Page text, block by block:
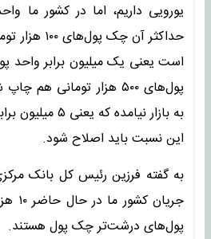
یورویی داریم، اما در کشور ما
حداکثر آن
است یعنی یک میلیون برابر
پول‌های ۵۰۰ هزار تومانی
به بازار نیامده
این نسبت باید اصلاح شود.
به گفته فرزین رئیس کل بانک
پول‌های درشت‌تر چک پول هستند.